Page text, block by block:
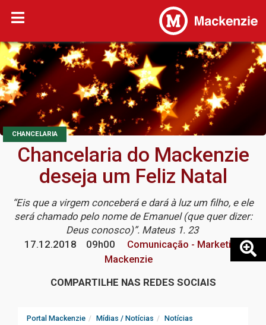
CHANCELARIA
Chancelaria do Mackenzie
deseja um Feliz Natal
“Eis que a virgem conceberá e dará à luz um filho, e ele
será chamado pelo nome de Emanuel (que quer dizer:
Deus conosco)”. Mateus 1. 23
17.12.2018
09h00
Comunicação - Marketing
Mackenzie
COMPARTILHE NAS REDES SOCIAIS
Portal Mackenzie Mídias / Notícias
Notícias